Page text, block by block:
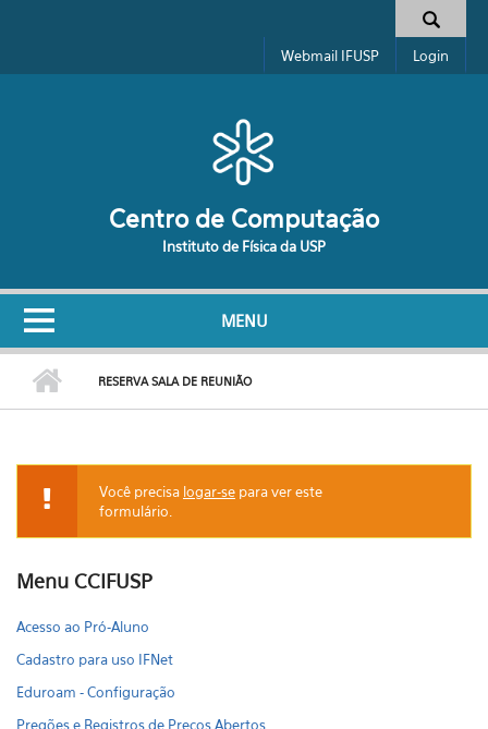
Formulário de busca
Webmail IFUSP Login
Centro de Computação
Instituto de Física da USP
MENU
RESERVA SALA DE REUNIÃO
Mensagem de aviso
Você precisa logar-se para ver este
formulário.
Menu CCIFUSP
Acesso ao Pró-Aluno
Cadastro para uso IFNet
Eduroam - Configuração
Pregões e Registros de Preços Abertos